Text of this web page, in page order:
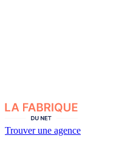
Trouver une agence